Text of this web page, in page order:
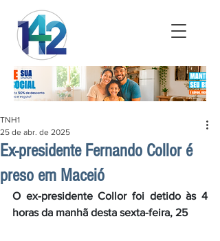
Ex-presidente Fernando Collor é
preso em Maceió
TNH1
25 de abr. de 2025
O ex-presidente Collor foi detido às 4
horas da manhã desta sexta-feira, 25